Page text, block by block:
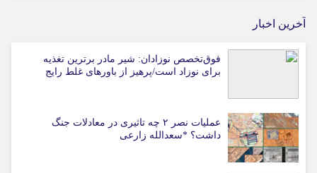
آخرین اخبار
فوق‌تخصص نوزادان: شیر مادر برترین تغذیه
برای نوزاد است/پرهیز از باورهای غلط رایج
عملیات نصر ۲ چه تاثیری در معادلات جنگ
داشت؟ *سعدالله زارعی